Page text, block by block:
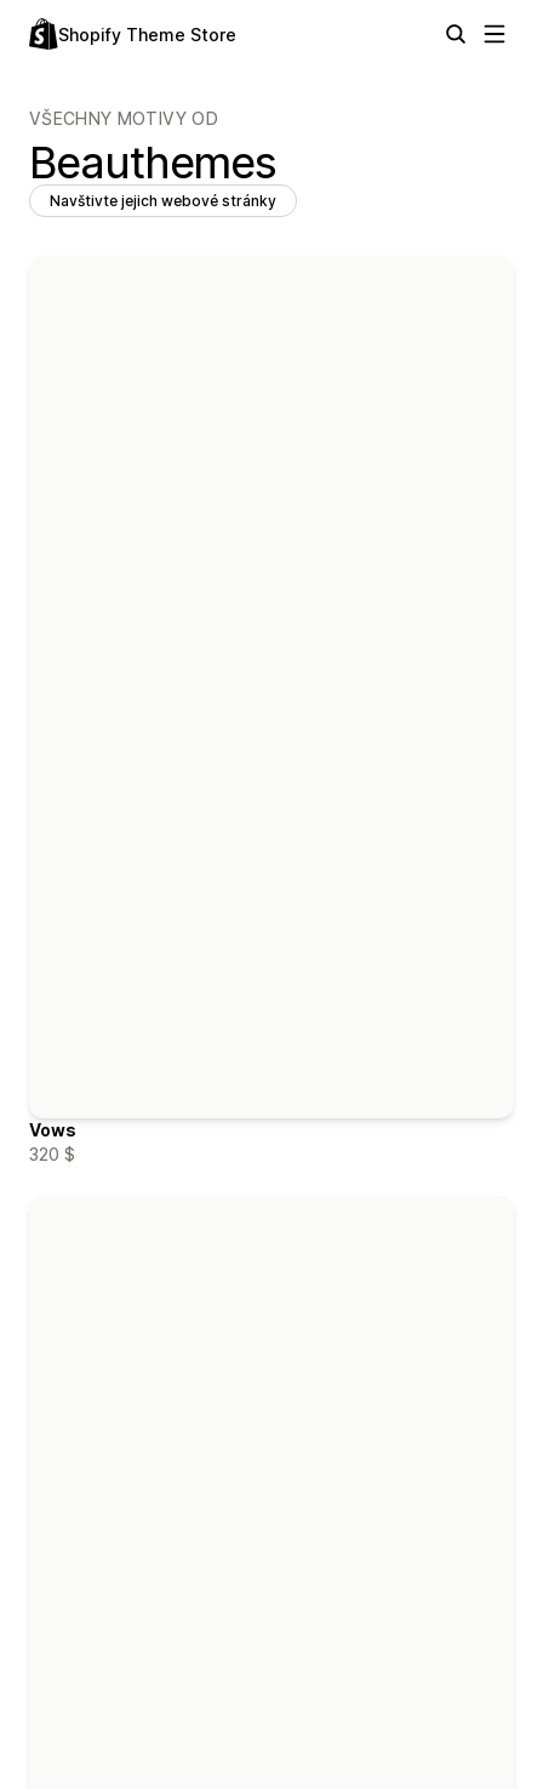
Shopify Theme Store
VŠECHNY MOTIVY OD
Beauthemes
Navštivte jejich webové stránky
Vows
320 $